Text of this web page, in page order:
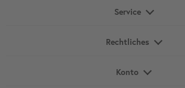
Service
Rechtliches
Konto